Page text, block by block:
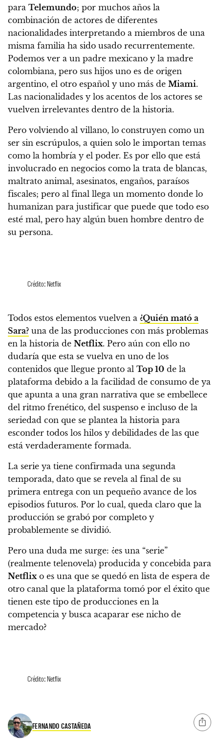
para Telemundo; por muchos años la
combinación de actores de diferentes
nacionalidades interpretando a miembros de una
misma familia ha sido usado recurrentemente.
Podemos ver a un padre mexicano y la madre
colombiana, pero sus hijos uno es de origen
argentino, el otro español y uno más de Miami.
Las nacionalidades y los acentos de los actores se
vuelven irrelevantes dentro de la historia.
Pero volviendo al villano, lo construyen como un
ser sin escrúpulos, a quien solo le importan temas
como la hombría y el poder. Es por ello que está
involucrado en negocios como la trata de blancas,
maltrato animal, asesinatos, engaños, paraísos
fiscales; pero al final llega un momento donde lo
humanizan para justificar que puede que todo eso
esté mal, pero hay algún buen hombre dentro de
su persona.
Crédito: Netflix
Todos estos elementos vuelven a ¿Quién mató a
Sara? una de las producciones con más problemas
en la historia de Netflix. Pero aún con ello no
dudaría que esta se vuelva en uno de los
contenidos que llegue pronto al Top 10 de la
plataforma debido a la facilidad de consumo de ya
que apunta a una gran narrativa que se embellece
del ritmo frenético, del suspenso e incluso de la
seriedad con que se plantea la historia para
esconder todos los hilos y debilidades de las que
está verdaderamente formada.
La serie ya tiene confirmada una segunda
temporada, dato que se revela al final de su
primera entrega con un pequeño avance de los
episodios futuros. Por lo cual, queda claro que la
producción se grabó por completo y
probablemente se dividió.
Pero una duda me surge: ¿es una “serie”
(realmente telenovela) producida y concebida para
Netflix o es una que se quedó en lista de espera de
otro canal que la plataforma tomó por el éxito que
tienen este tipo de producciones en la
competencia y busca acaparar ese nicho de
mercado?
Crédito: Netflix
FERNANDO CASTAÑEDA